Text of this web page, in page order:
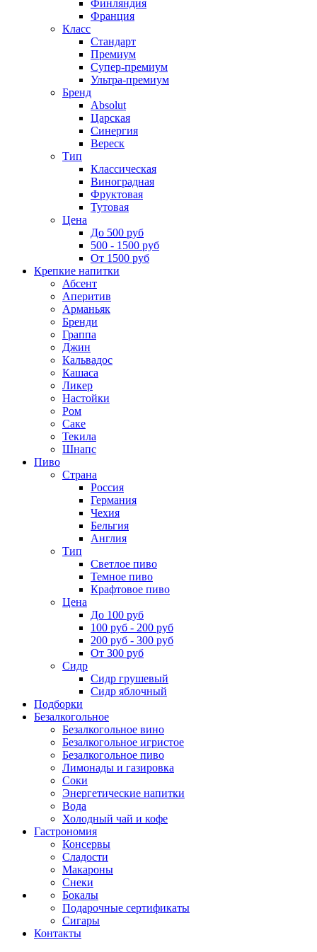
Финляндия
Франция
Класс
Стандарт
Премиум
Супер-премиум
Ультра-премиум
Бренд
Absolut
Царская
Синергия
Вереск
Тип
Классическая
Виноградная
Фруктовая
Тутовая
Цена
До 500 руб
500 - 1500 руб
От 1500 руб
Крепкие напитки
Абсент
Аперитив
Арманьяк
Бренди
Граппа
Джин
Кальвадос
Кашаса
Ликер
Настойки
Ром
Саке
Текила
Шнапс
Пиво
Страна
Россия
Германия
Чехия
Бельгия
Англия
Тип
Светлое пиво
Темное пиво
Крафтовое пиво
Цена
До 100 руб
100 руб - 200 руб
200 руб - 300 руб
От 300 руб
Сидр
Сидр грушевый
Сидр яблочный
Подборки
Безалкогольное
Безалкогольное вино
Безалкогольное игристое
Безалкогольное пиво
Лимонады и газировка
Соки
Энергетические напитки
Вода
Холодный чай и кофе
Гастрономия
Консервы
Сладости
Макароны
Снеки
Бокалы
Подарочные сертификаты
Сигары
Контакты